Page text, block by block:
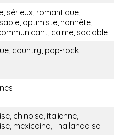
sérieux, romantique,
optimiste, honnête,
calme, sociable
country, pop-rock
chinoise, italienne,
mexicaine, Thailandaïse